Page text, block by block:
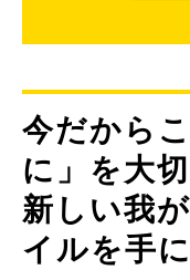
今だから
に」を大切
新しい我
イルを手